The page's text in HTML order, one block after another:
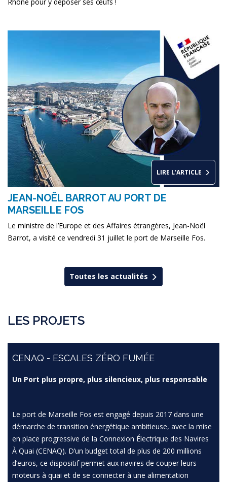
LIRE L'ARTICLE
JEAN-NOËL BARROT AU PORT DE
MARSEILLE FOS
Le ministre de l’Europe et des Affaires étrangères, Jean-Noël
Barrot, a visité ce vendredi 31 juillet le port de Marseille Fos.
Toutes les actualités
LES PROJETS
CENAQ - ESCALES ZÉRO FUMÉE
Un Port plus propre, plus silencieux, plus responsable
Le port de Marseille Fos est engagé depuis 2017 dans une
démarche de transition énergétique ambitieuse, avec la mise
en place progressive de la Connexion Électrique des Navires
À Quai (CENAQ). D’un budget total de plus de 200 millions
d’euros, ce dispositif permet aux navires de couper leurs
moteurs à quai et de se connecter à une alimentation